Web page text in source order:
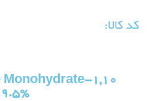
کد کالا:
Monohydrate